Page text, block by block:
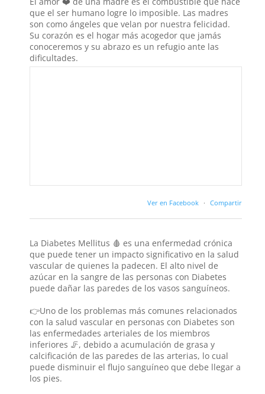
que el ser humano logre lo imposible. Las madres
son como ángeles que velan por nuestra felicidad.
Su corazón es el hogar más acogedor que jamás
conoceremos y su abrazo es un refugio ante las
dificultades.
Ver en Facebook · Compartir
La Diabetes Mellitus 🩸 es una enfermedad crónica
que puede tener un impacto significativo en la salud
vascular de quienes la padecen. El alto nivel de
azúcar en la sangre de las personas con Diabetes
puede dañar las paredes de los vasos sanguíneos.
👉Uno de los problemas más comunes relacionados
con la salud vascular en personas con Diabetes son
las enfermedades arteriales de los miembros
inferiores 🦵, debido a acumulación de grasa y
calcificación de las paredes de las arterias, lo cual
puede disminuir el flujo sanguíneo que debe llegar a
los pies.